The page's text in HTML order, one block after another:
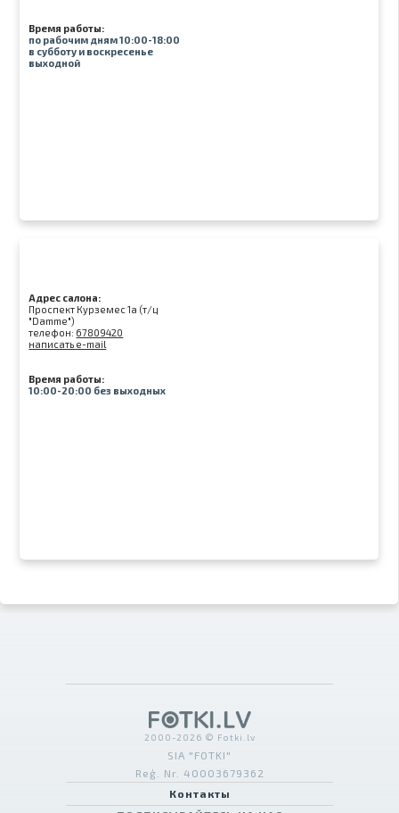
Время работы:
по рабочим дням 10:00-18:00
в субботу и воскресенье
выходной
Адрес салона:
Проспект Курземес 1а (т/ц
"Damme")
телефон: 67809420
написать e-mail
Время работы:
10:00-20:00 без выходных
2000-2026 © Fotki.lv
SIA "FOTKI"
Reģ. Nr. 40003679362
Контакты